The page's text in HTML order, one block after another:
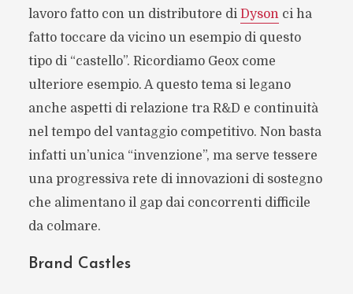
lavoro fatto con un distributore di Dyson ci ha
fatto toccare da vicino un esempio di questo
tipo di “castello”. Ricordiamo Geox come
ulteriore esempio. A questo tema si legano
anche aspetti di relazione tra R&D e continuità
nel tempo del vantaggio competitivo. Non basta
infatti un’unica “invenzione”, ma serve tessere
una progressiva rete di innovazioni di sostegno
che alimentano il gap dai concorrenti difficile
da colmare.
Brand Castles